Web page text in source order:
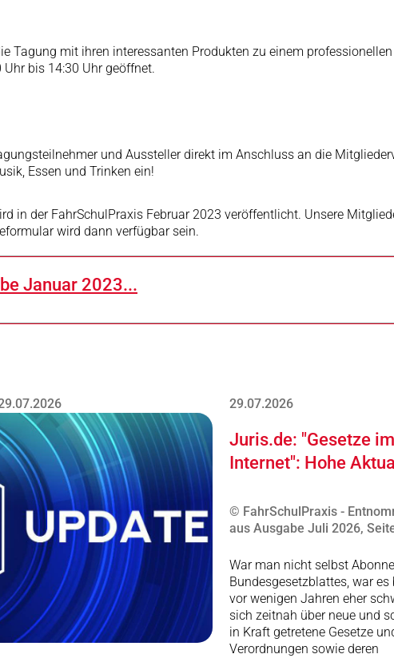
Tagung mit ihren interessanten Produkten zu einem
bis 14:30 Uhr geöffnet.
und Aussteller direkt im Anschluss an die
Essen und Trinken ein!
in der FahrSchulPraxis Februar 2023 veröffentlicht. Unsere
wird dann verfügbar sein.
Januar 2023...
29.07.2026
Juris.de: "Gesetze im
Internet": Hohe
© FahrSchulPraxis -
aus Ausgabe Juli 2026,
War man nicht selbst
Bundesgesetzblattes, war es
vor wenigen Jahren eher
sich zeitnah über neue und
in Kraft getretene Gesetze
Verordnungen sowie deren